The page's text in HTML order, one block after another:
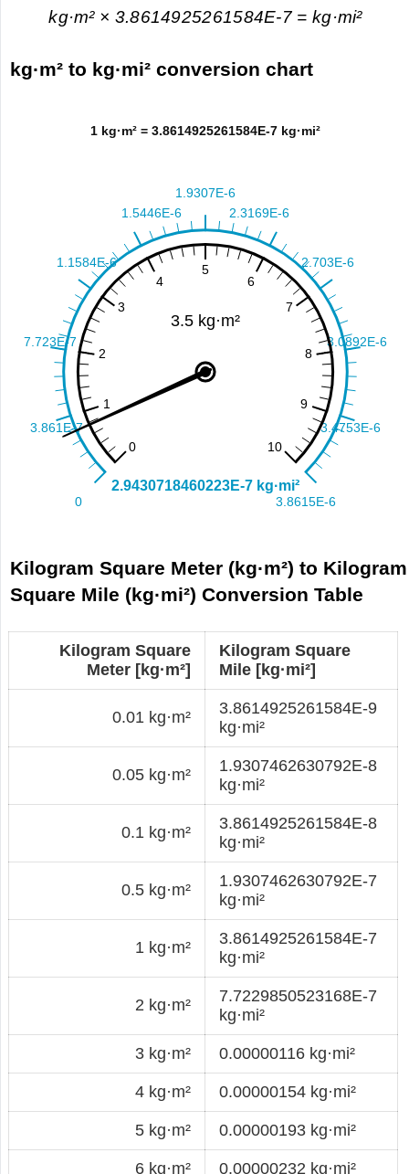
kg·m² × 3.8614925261584E-7 = kg·mi²
kg·m² to kg·mi² conversion chart
Kilogram Square Meter (kg·m²) to Kilogram
Square Mile (kg·mi²) Conversion Table
Kilogram Square
Meter [kg·m²]
Kilogram Square
Mile [kg·mi²]
0.01 kg·m²
3.8614925261584E-9
kg·mi²
0.05 kg·m²
1.9307462630792E-8
kg·mi²
0.1 kg·m²
3.8614925261584E-8
kg·mi²
0.5 kg·m²
1.9307462630792E-7
kg·mi²
1 kg·m²
3.8614925261584E-7
kg·mi²
2 kg·m²
7.7229850523168E-7
kg·mi²
3 kg·m² 0.00000116 kg·mi²
4 kg·m² 0.00000154 kg·mi²
5 kg·m² 0.00000193 kg·mi²
6 kg·m² 0.00000232 kg·mi²